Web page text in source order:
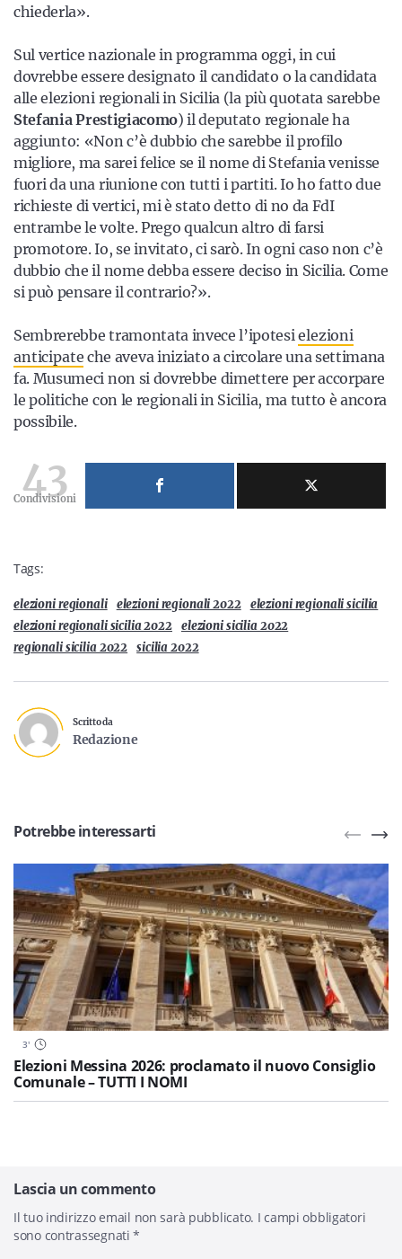
chiederla».
Sul vertice nazionale in programma oggi, in cui
dovrebbe essere designato il candidato o la candidata
alle elezioni regionali in Sicilia (la più quotata sarebbe
StefaniaPrestigiacomo) il deputato regionale ha
aggiunto: «Non c’è dubbio che sarebbe il profilo
migliore, ma sarei felice se il nome di Stefania venisse
fuori da una riunione con tutti i partiti. Io ho fatto due
richieste di vertici, mi è stato detto di no da FdI
entrambe le volte. Prego qualcun altro di farsi
promotore. Io, se invitato, ci sarò. In ogni caso non c’è
dubbio che il nome debba essere deciso in Sicilia. Come
si può pensare il contrario?».
Sembrerebbe tramontata invece l’ipotesielezioni
anticipate che aveva iniziato a circolare una settimana
fa. Musumeci non si dovrebbe dimettere per accorpare
le politiche con le regionali in Sicilia, ma tutto è ancora
possibile.
43
Condivisioni
Tags:
elezioni regionali elezioni regionali 2022
elezioni regionali sicilia
elezioni regionali sicilia 2022 elezioni sicilia 2022
regionali sicilia 2022 sicilia 2022
Scritto da
Redazione
Potrebbe interessarti
3'
Elezioni Messina 2026: proclamato il nuovo Consiglio
Comunale – TUTTI I NOMI
Lascia un commento
Il tuo indirizzo email non sarà pubblicato. I campi obbligatori
sono contrassegnati*